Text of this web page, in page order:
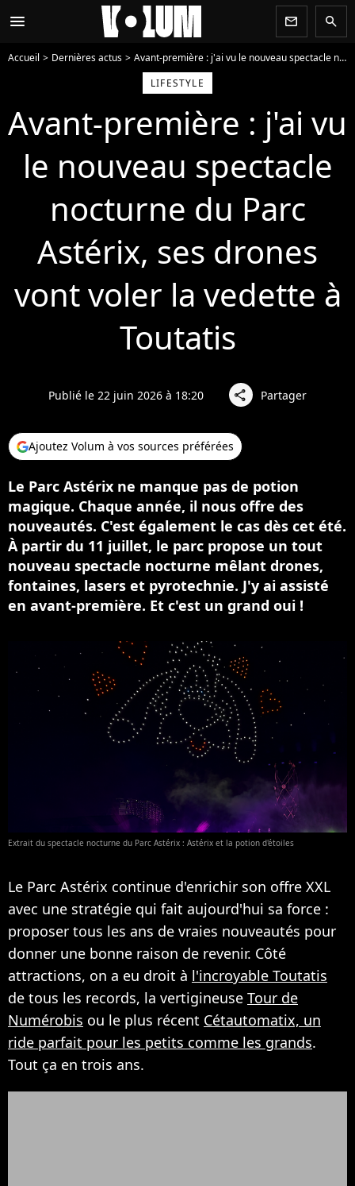
menu newsletter search
Accueil Dernières actus
Avant-première : j'ai vu le nouveau spectacle nocturne du Parc Astérix, ses drones vont voler la vedette à Toutatis
LIFESTYLE
Avant-première : j'ai vu
le nouveau spectacle
nocturne du Parc
Astérix, ses drones
vont voler la vedette à
Toutatis
Publié le 22 juin 2026 à 18:20 share Partager
Ajoutez Volum à vos sources préférées
Le Parc Astérix ne manque pas de potion
magique. Chaque année, il nous offre des
nouveautés. C'est également le cas dès cet été.
À partir du 11 juillet, le parc propose un tout
nouveau spectacle nocturne mêlant drones,
fontaines, lasers et pyrotechnie. J'y ai assisté
en avant-première. Et c'est un grand oui !
Extrait du spectacle nocturne du Parc Astérix : Astérix et la potion d'étoiles
Le Parc Astérix continue d'enrichir son offre XXL
avec une stratégie qui fait aujourd'hui sa force :
proposer tous les ans de vraies nouveautés pour
donner une bonne raison de revenir. Côté
attractions, on a eu droit à l'incroyable Toutatis
de tous les records, la vertigineuse Tour de
Numérobis ou le plus récent Cétautomatix, un
ride parfait pour les petits comme les grands.
Tout ça en trois ans.